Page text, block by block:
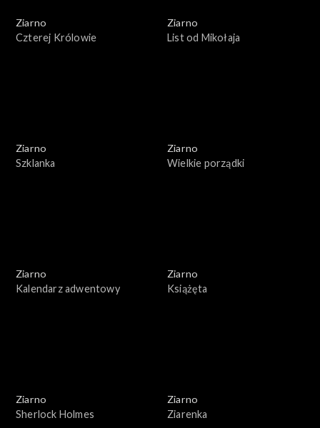
Ziarno
Czterej Królowie
Ziarno
List od Mikołaja
Ziarno
Szklanka
Ziarno
Wielkie porządki
Ziarno
Kalendarz adwentowy
Ziarno
Książęta
Ziarno
Sherlock Holmes
Ziarno
Ziarenka